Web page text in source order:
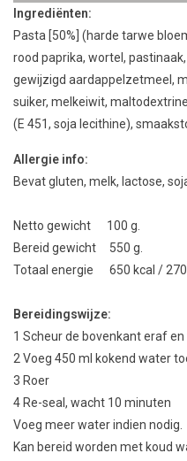
Ingrediënten:
Pasta [50%] (harde tarwe
rood paprika, wortel,
gewijzigd aardappelzetmeel,
suiker, melkeiwit,
(E 451, soja lecithine),
Allergie info:
Bevat gluten, melk, lactose,
Netto gewicht 100 g.
Bereid gewicht 550 g.
Totaal energie 650 kcal /
Bereidingswijze:
1 Scheurde bovenkant erafen
2 Voeg 450 ml kokend water
3 Roer
4 Re-seal, wacht 10 minuten
Voeg meerwaterindien nodig.
Kan bereid worden met koud